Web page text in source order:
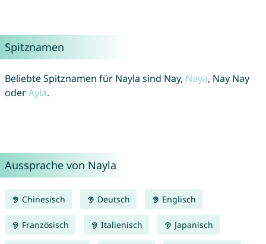
Spitznamen
Beliebte Spitznamen für Nayla sind Nay, Naya, Nay Nay
oderAyla.
Aussprache von Nayla
Chinesisch Deutsch Englisch
Französisch Italienisch Japanisch